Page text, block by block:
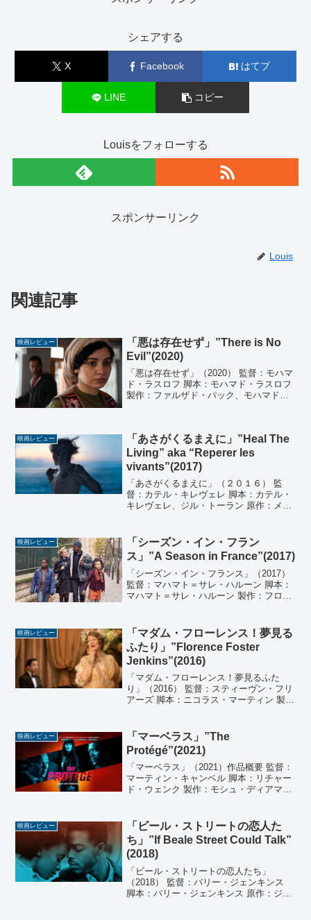
シェアする
X Facebook はてブ
LINE コピー
Louisをフォローする
スポンサーリンク
Louis
関連記事
映画レビュー
「悪は存在せず」”There is No
Evil”(2020)
「悪は存在せず」（2020） 監督：モハマ
ド・ラスロフ 脚本：モハマド・ラスロフ
製作：ファルザド・パック、モハマド・
ニ、モハン...
映画レビュー
「あさがくるまえに」”Heal The
Living” aka “Reperer les
vivants”(2017)
「あさがくるまえに」（２０１６） 監
督：カテル・キレヴェレ 脚本：カテル・
キレヴェレ、ジル・トーラン 原作：メイ
ン・トーラン、フィリップ・マルタン 音
楽：アレクサンド...
映画レビュー
「シーズン・イン・フラン
ス」”A Season in France”(2017)
「シーズン・イン・フランス」（2017）
監督：マハマト＝サレ・ハルーン 脚本：
マハマト＝サレ・ハルーン 製作：フロー
ジャン＝フランソワ・エリー 出演：エリ
ック・...
映画レビュー
「マダム・フローレンス！夢見る
ふたり」”Florence Foster
Jenkins”(2016)
「マダム・フローレンス！夢見るふた
り」（2016） 監督：スティーヴン・フリ
アーズ 脚本：ニコラス・マーティン 製
クラッケン、クリスティーン・ランガ
ン、マルコム・リッ...
映画レビュー
「マーベラス」”The
Protégé”(2021)
「マーベラス」（2021）作品概要 監督：
マーティン・キャンベル 脚本：リチャー
ド・ウェンク 製作：モシュ・ディアマン
ーサル 編集：アンジェラ・M・カタンザ
ロ 出演...
映画レビュー
「ビール・ストリートの恋人た
ち」”If Beale Street Could Talk”
(2018)
「ビール・ストリートの恋人たち」
（2018） 監督：バリー・ジェンキンス
脚本：バリー・ジェンキンス 原作：ジェ